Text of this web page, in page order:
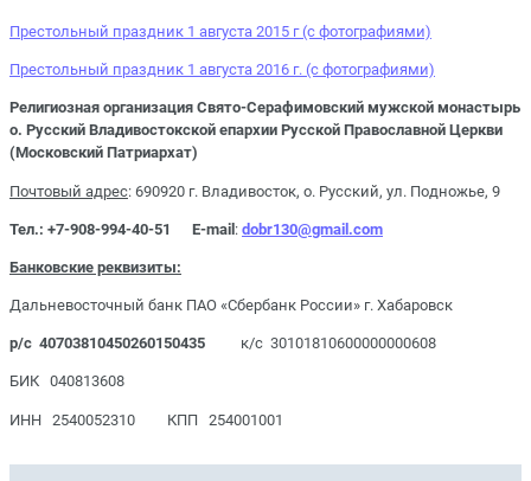
Престольный праздник 1 августа 2015 г (с фотографиями)
Престольный праздник 1 августа 2016 г. (с фотографиями)
Религиозная организация Свято-Серафимовский мужской монастырь
о. Русский Владивостокской епархии Русской Православной Церкви
(Московский Патриархат)
Почтовый адрес: 690920 г. Владивосток, о. Русский, ул. Подножье, 9
Тел.: +7-908-994-40-51 E-mail: dobr130@gmail.com
Банковские реквизиты:
Дальневосточный банк ПАО «Сбербанк России» г. Хабаровск
р/с 40703810450260150435 к/с 30101810600000000608
БИК 040813608
ИНН 2540052310 КПП 254001001